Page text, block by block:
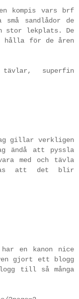
kompis vars brf
sandlådor de
stor lekplats. De
hålla för de åren
superfin
gillar verkligen
ändå att pyssla
med och tävla
att det blir
en kanon nice
gjort ett blogg
till så många